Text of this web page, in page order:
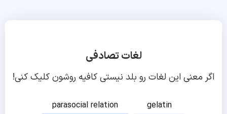
لغات تصادفی
اگر معنی این لغات رو بلد نیستی کافیه روشون کلیک کنی!
parasocial relation
gelatin